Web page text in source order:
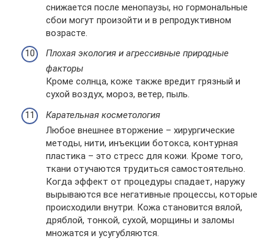
снижается после менопаузы, но гормональные
сбои могут произойти и в репродуктивном
возрасте.
Плохая экология и агрессивные природные
факторы
Кроме солнца, коже также вредит грязный и
сухой воздух, мороз, ветер, пыль.
Карательная косметология
Любое внешнее вторжение – хирургические
методы, нити, инъекции ботокса, контурная
пластика – это стресс для кожи. Кроме того,
ткани отучаются трудиться самостоятельно.
Когда эффект от процедуры спадает, наружу
вырываются все негативные процессы, которые
происходили внутри. Кожа становится вялой,
дряблой, тонкой, сухой, морщины и заломы
множатся и усугубляются.